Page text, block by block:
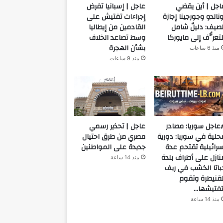
| أين يقضي
وجورجينا إجازة
دليلٌ شامل
إلى مايوركا
منذ 6 ساعات
عاجل | إسبانيا تفرض
إجراءات تفتيش على
القادمين من إيطاليا
وسط تصاعد الخلاف
بشأن الهجرة
منذ 9 ساعات
سوريا: مصادر
في سوريا: دورية
تقتحم عدة
على أطراف بلدة
الخشب في ريف
وتقوم
منذ 14 ساعة
عاجل | تحذير رسمي
مصري من طرق احتيال
جديدة على المواطنين
منذ 14 ساعة